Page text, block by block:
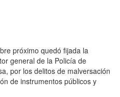
próximo quedó fijada la
general de la Policía de
por los delitos de malversación
de instrumentos públicos y